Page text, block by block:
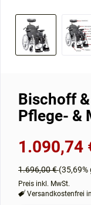
Bischoff
Pflege- &
1.090,74
1.696,00 €(35,69%
Preis inkl. MwSt.
Versandkostenfrei